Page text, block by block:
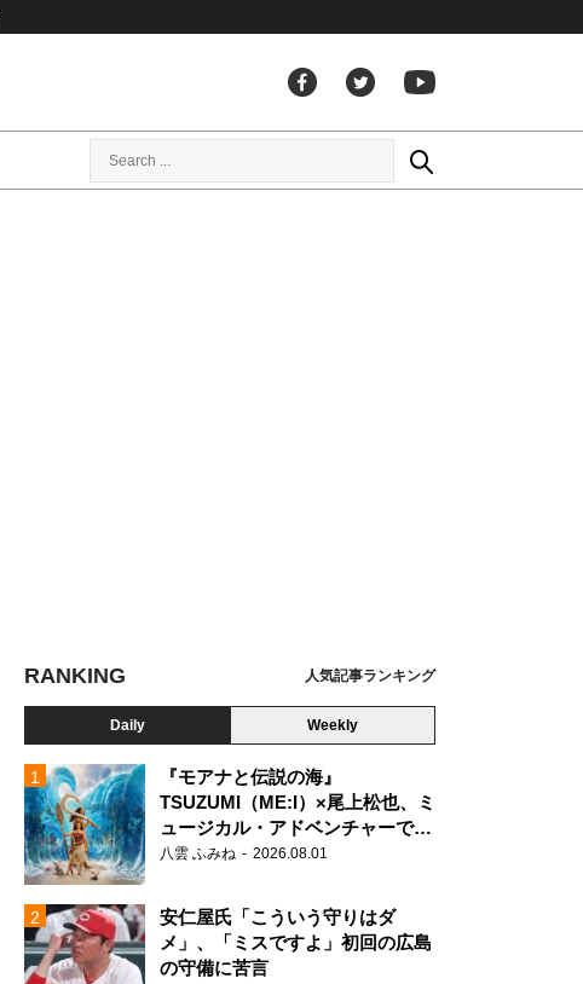
「ネット流行語100」年間大賞2021表彰式
RANKING 人気記事ランキング
Daily Weekly
『モアナと伝説の海』
TSUZUMI（ME:I）×尾上松也、ミ
ュージカル・アドベンチャーで美
声を響かせる
八雲 ふみね 2026.08.01
安仁屋氏「こういう守りはダ
メ」、「ミスですよ」初回の広島
の守備に苦言